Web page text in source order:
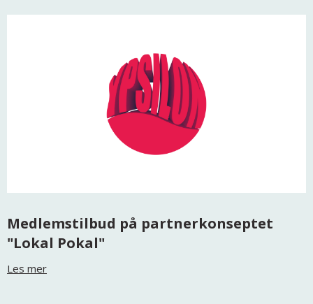
Medlemstilbud på partnerkonseptet
"Lokal Pokal"
Les mer